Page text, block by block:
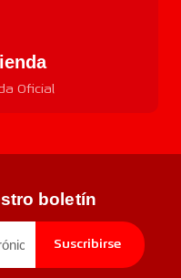
Oficial
boletín
Suscribirse